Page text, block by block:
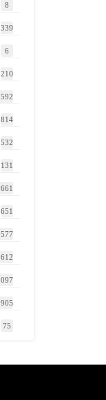
8
339
6
210
814
532
131
651
75